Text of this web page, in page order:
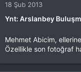
18 Şub 2013
Ynt: Arslanbey
Mehmet Abicim,
Özellikle son fotoğraf